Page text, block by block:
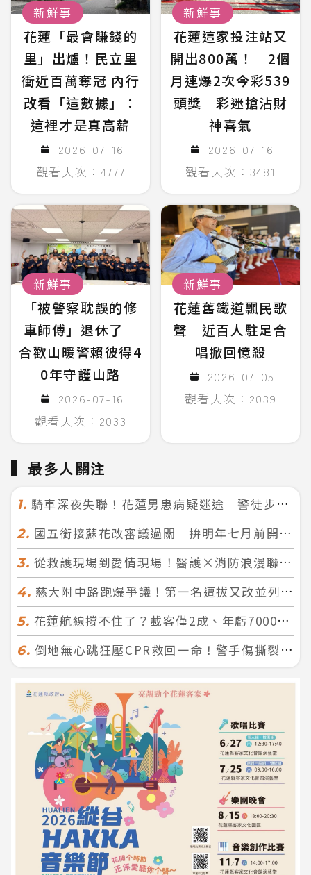
新鮮事
花蓮「最會賺錢的
里」出爐！民立里
衝近百萬奪冠 內行
改看「這數據」：
這裡才是真高薪
2026-07-16
觀看人次：4777
新鮮事
花蓮這家投注站又
開出800萬！ 2個
月連爆2次今彩539
頭獎 彩迷搶沾財
神喜氣
2026-07-16
觀看人次：3481
新鮮事
「被警察耽誤的修
車師傅」退休了
合歡山暖警賴彼得4
0年守護山路
2026-07-16
觀看人次：2033
新鮮事
花蓮舊鐵道飄民歌
聲 近百人駐足合
唱掀回憶殺
2026-07-05
觀看人次：2039
最多人關注
1. 騎車深夜失聯！花蓮男患病疑迷途 警徒步百米急尋救回一命
2. 國五銜接蘇花改審議過關 拚明年七月前開工！台北花蓮2小時生活圈成形
3. 從救護現場到愛情現場！醫護×消防浪漫聯誼 32人配對成功5對
4. 慈大附中路跑爆爭議！第一名遭拔又改並列 家長怒：難以接受
5. 花蓮航線撐不住了？載客僅2成、年虧7000萬 華信喊：真的快飛不下去
6. 倒地無心跳狂壓CPR救回一命！警手傷撕裂仍不放手 竟救到藝人何篤霖哥哥